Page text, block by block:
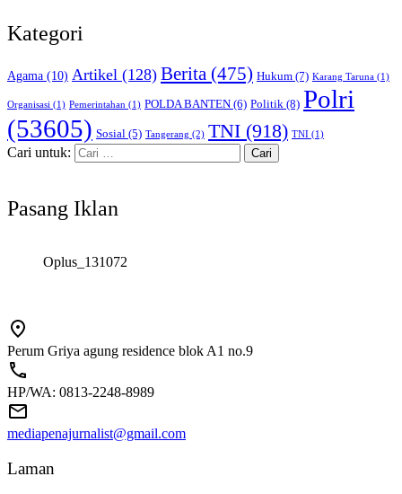
Kategori
Agama (10) Artikel (128) Berita (475) Hukum (7) Karang Taruna (1)
Organisasi (1) Pemerintahan (1) POLDA BANTEN (6) Politik (8) Polri
(53605) Sosial (5) Tangerang (2) TNI (918) TNI (1)
Cari untuk:
Pasang Iklan
Oplus_131072
Perum Griya agung residence blok A1 no.9
HP/WA: 0813-2248-8989
mediapenajurnalist@gmail.com
Laman